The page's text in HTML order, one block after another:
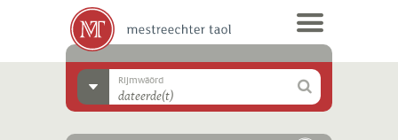
Rijmwäörd